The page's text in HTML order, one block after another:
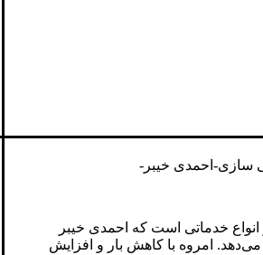
سازی-احمدی خیبر-
خدماتی است که احمدی خیبر
می‌دهد. امروه با کاهش بار و افزایش